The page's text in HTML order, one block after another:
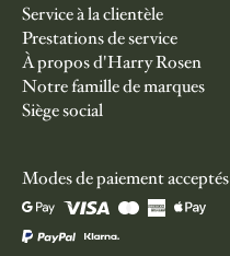
Service à la clientèle
Prestations de service
À propos d'Harry Rosen
Notre famille de marques
Siège social
Modes de paiement acceptés